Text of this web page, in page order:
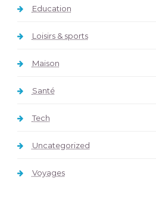
Education
Loisirs & sports
Maison
Santé
Tech
Uncategorized
Voyages